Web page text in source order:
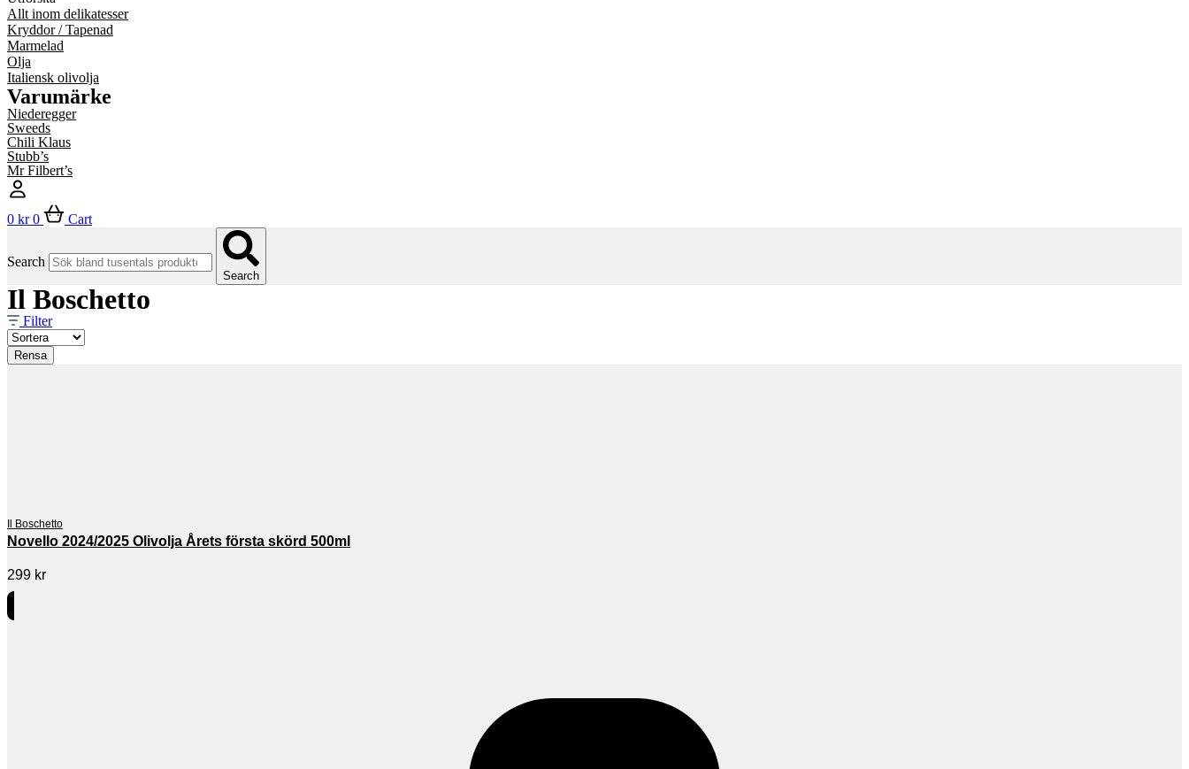
Allt inom delikatesser
Kryddor / Tapenad
Marmelad
Olja
Italiensk olivolja
Varumärke
Niederegger
Sweeds
Chili Klaus
Stubb’s
Mr Filbert’s
0 kr 0 Cart
Search
Search
Il Boschetto
Filter
Rensa
Il Boschetto
Novello 2024/2025 Olivolja Årets första skörd 500ml
299 kr